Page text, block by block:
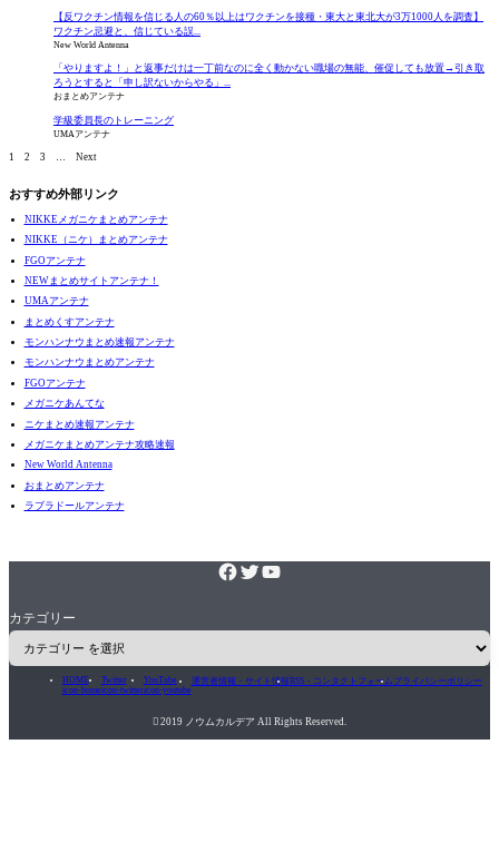
【反ワクチン情報を信じる人の60％以上はワクチンを接種・東大と東北大が3万1000人を調査】
ワクチン忌避と、信じている誤...
New World Antenna
「やりますよ！」と返事だけは一丁前なのに全く動かない職場の無能、催促しても放置→引き取
ろうとすると「申し訳ないからやる」...
おまとめアンテナ
学級委員長のトレーニング
UMAアンテナ
1 2 3 Next
おすすめ外部リンク
NIKKEメガニケまとめアンテナ
NIKKE（ニケ）まとめアンテナ
FGOアンテナ
NEWまとめサイトアンテナ！
UMAアンテナ
まとめくすアンテナ
モンハンナウまとめ速報アンテナ
モンハンナウまとめアンテナ
FGOアンテナ
メガニケあんてな
ニケまとめ速報アンテナ
メガニケまとめアンテナ攻略速報
New World Antenna
おまとめアンテナ
ラブラドールアンテナ
カテゴリー
HOME
icon-home
Twitter
icon-twitter
YouTube
icon-youtube
運営者情報・サイト情報RSS・コンタクトフォームプライバシーポリシー
 2019 ノウムカルデア All Rights Reserved.